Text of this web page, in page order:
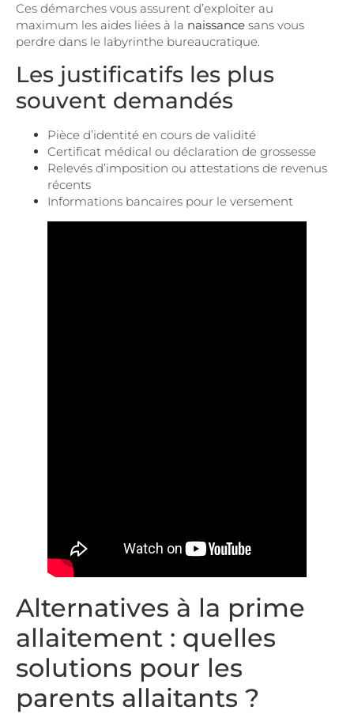
Ces démarches vous assurent d’exploiter au
maximum les aides liées à la naissance sans vous
perdre dans le labyrinthe bureaucratique.
Les justificatifs les plus
souvent demandés
Pièce d’identité en cours de validité
Certificat médical ou déclaration de grossesse
Relevés d’imposition ou attestations de revenus
récents
Informations bancaires pour le versement
Alternatives à la prime
allaitement : quelles
solutions pour les
parents allaitants ?